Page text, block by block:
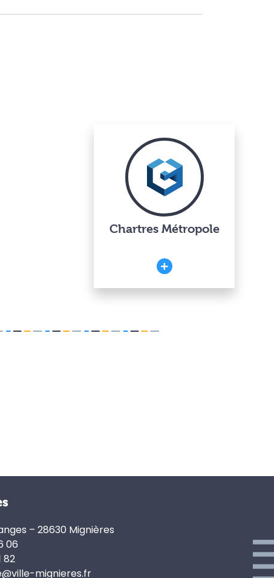
Chartres Métropole
– 28630 Mignières
06
82
mignieres.fr